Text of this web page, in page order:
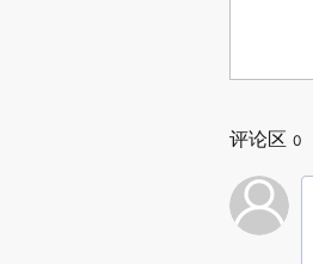
评论区 0